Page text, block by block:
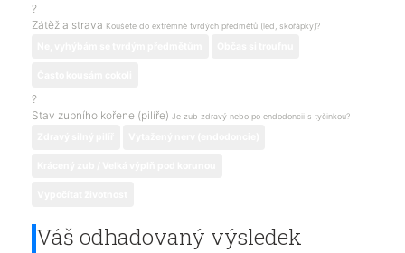
?
Zátěž a strava Koušete do extrémně tvrdých předmětů (led, skořápky)?
?
Stav zubního kořene (pilíře) Je zub zdravý nebo po endodoncii s tyčinkou?
Váš odhadovaný výsledek